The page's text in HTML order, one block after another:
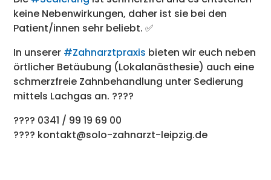
keine Nebenwirkungen, daher ist sie bei den
Patient/innen sehr beliebt. ✅
In unserer #Zahnarztpraxis bieten wir euch neben
örtlicher Betäubung (Lokalanästhesie) auch eine
schmerzfreie Zahnbehandlung unter Sedierung
mittels Lachgas an. ????
???? 0341 / 99 19 69 00
???? kontakt@solo-zahnarzt-leipzig.de